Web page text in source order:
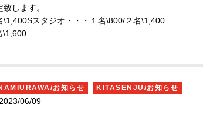
します。
\1,400Sスタジオ・・・１名\800/２名\1,400
\1,600
お知らせ
KITASENJU/お知らせ
2023/06/09